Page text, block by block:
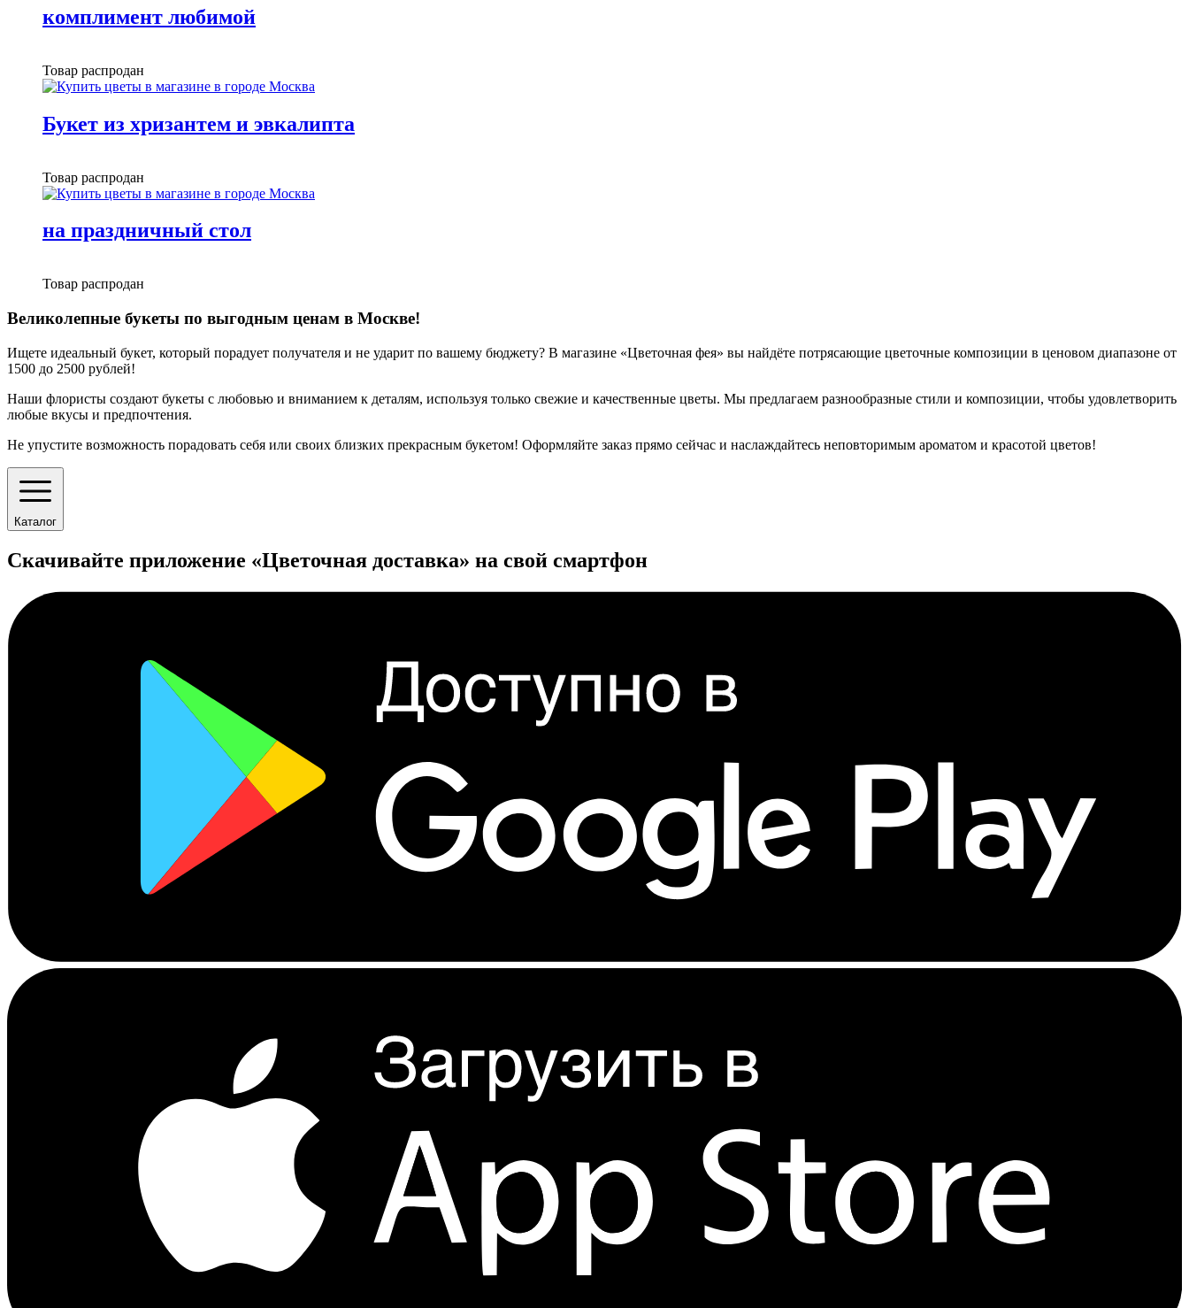
комплимент любимой
Товар распродан
Букет из хризантем и эвкалипта
Товар распродан
на праздничный стол
Товар распродан
Великолепные букеты по выгодным ценам в Москве!
Ищете идеальный букет, который порадует получателя и не ударит по вашему бюджету? В магазине «Цветочная фея» вы найдёте потрясающие цветочные композиции в ценовом диапазоне от
1500 до 2500 рублей!
Наши флористы создают букеты с любовью и вниманием к деталям, используя только свежие и качественные цветы. Мы предлагаем разнообразные стили и композиции, чтобы удовлетворить
любые вкусы и предпочтения.
Не упустите возможность порадовать себя или своих близких прекрасным букетом! Оформляйте заказ прямо сейчас и наслаждайтесь неповторимым ароматом и красотой цветов!
Каталог
Скачивайте приложение «Цветочная доставка» на свой смартфон